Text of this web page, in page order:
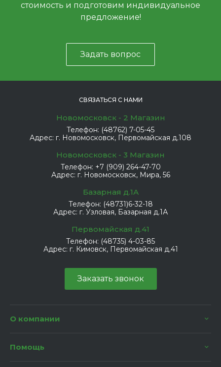
стоимость и подготовим индивидуальное
предложение!
Задать вопрос
СВЯЗАТЬСЯ С НАМИ
Новомосковск - 2 Магазин
Телефон: (48762) 7-05-45
Адрес: г. Новомосковск, Первомайская д.108
Новомосковск - 3 Магазин
Телефон: +7 (909) 264-47-70
Адрес: г. Новомосковск, Мира, 56
Базарная д.1А
Телефон: (48731)6-32-18
Адрес: г. Узловая, Базарная д.1А
Первомайская д.41
Телефон: (48735) 4-03-85
Адрес: г. Кимовск, Первомайская д.41
Заказать звонок
О компании
Помощь